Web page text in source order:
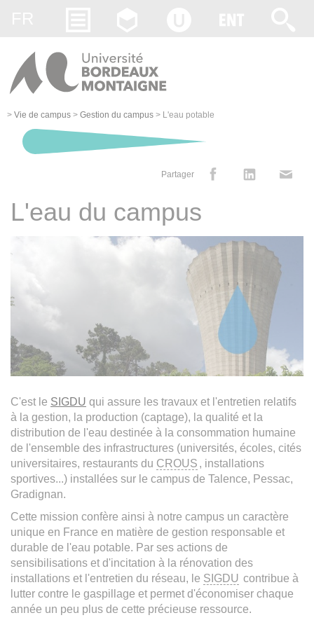
> Vie de campus > Gestion du campus > L'eau potable
Partager
L'eau du campus
C'est le SIGDU qui assure les travaux et l'entretien relatifs
à la gestion, la production (captage), la qualité et la
distribution de l'eau destinée à la consommation humaine
de l'ensemble des infrastructures (universités, écoles, cités
universitaires, restaurants du CROUS , installations
sportives...) installées sur le campus de Talence, Pessac,
Gradignan.
Cette mission confère ainsi à notre campus un caractère
unique en France en matière de gestion responsable et
durable de l'eau potable. Par ses actions de
sensibilisations et d'incitation à la rénovation des
installations et l'entretien du réseau, le SIGDU contribue à
lutter contre le gaspillage et permet d'économiser chaque
année un peu plus de cette précieuse ressource.